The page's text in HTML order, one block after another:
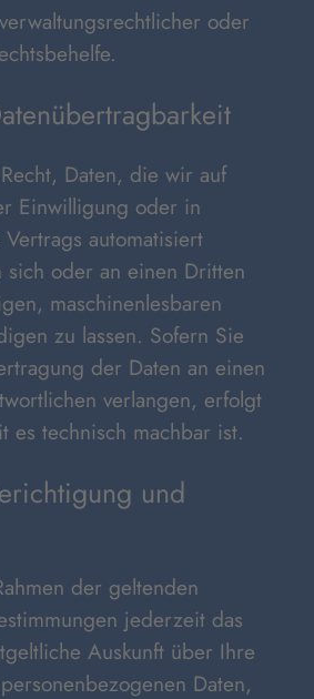
oder
Daten, die wir auf
Einwilligung oder in
automatisiert
sich oder an einen Dritten
maschinenlesbaren
zu lassen. Sofern Sie
der Daten an einen
verlangen, erfolgt
es technisch machbar ist.
und
der geltenden
jederzeit das
Auskunft über Ihre
Daten,